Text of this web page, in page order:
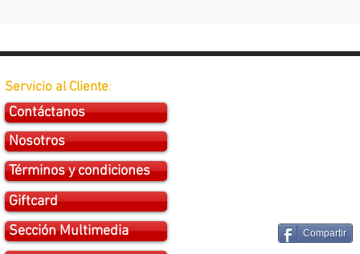
Servicio al Cliente:
Contáctanos
Nosotros
Términos y condiciones
Giftcard
Sección Multimedia
Compartir